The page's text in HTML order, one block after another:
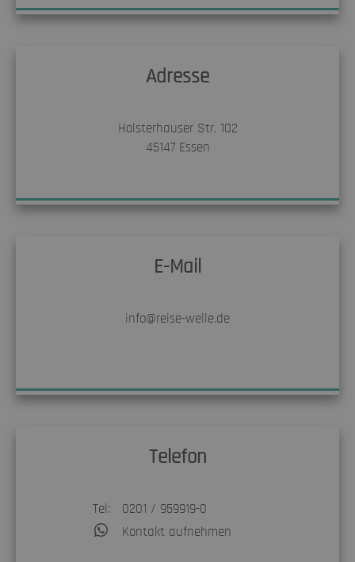
Adresse
Holsterhauser Str. 102
45147Essen
E-Mail
info@reise-welle.de
Telefon
Tel:
0201 / 959919-0
Kontakt aufnehmen